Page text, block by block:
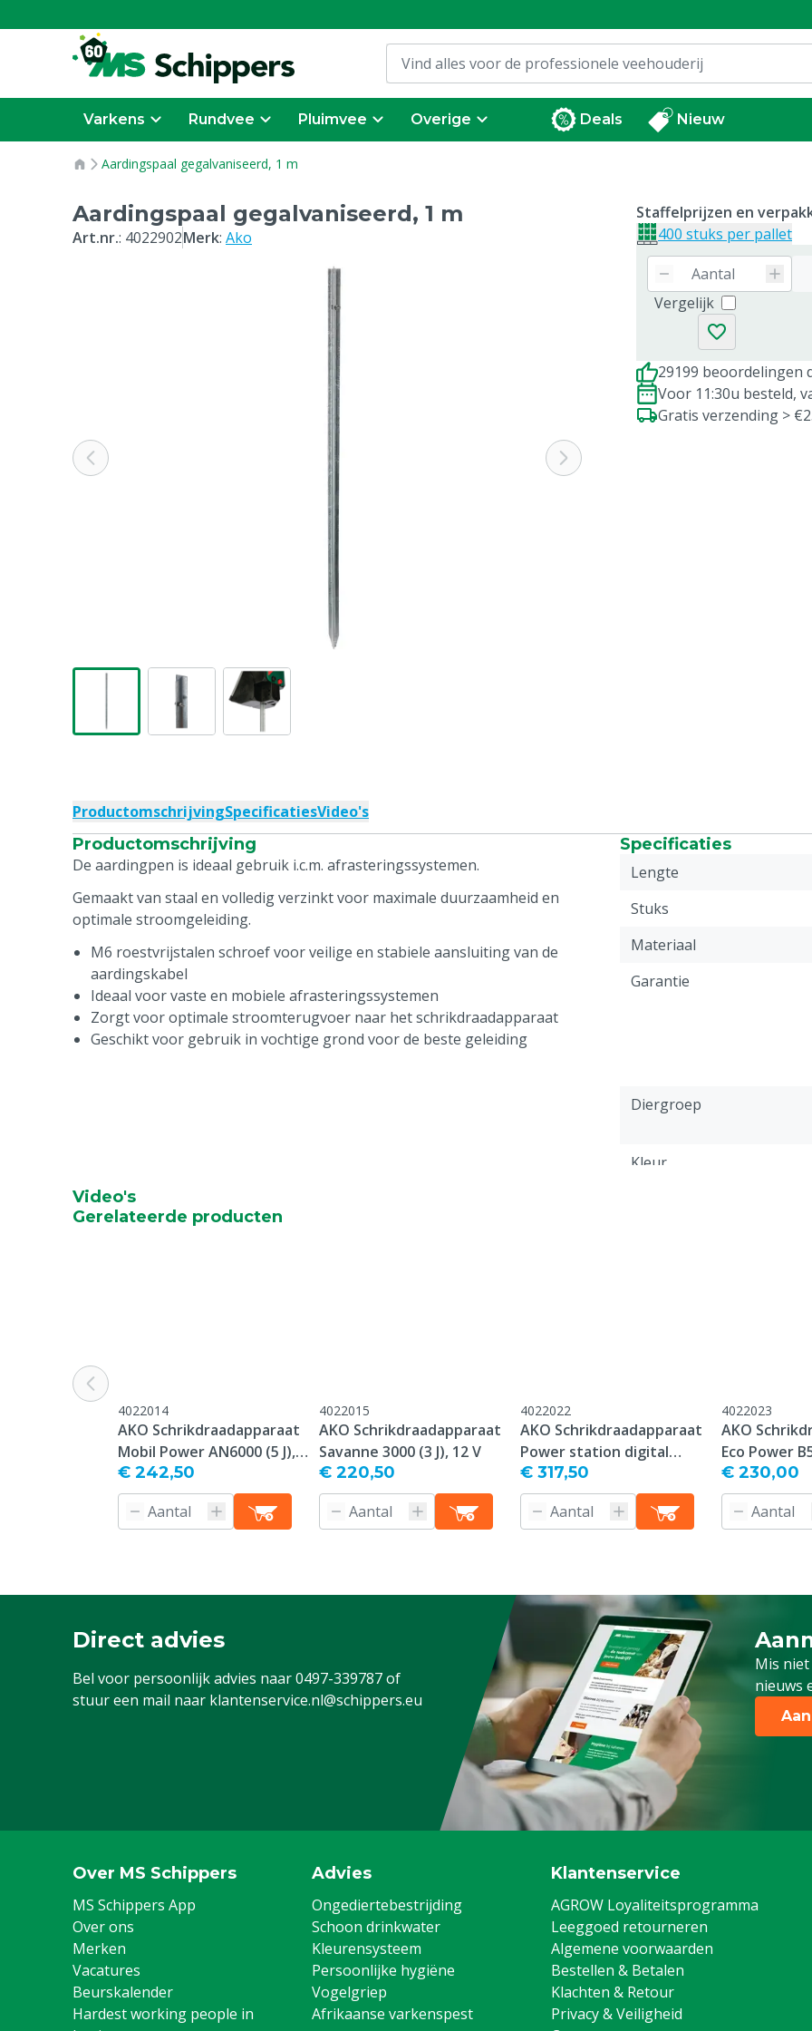
Varkens Rundvee Pluimvee Overige Deals Nieuw
Aardingspaal gegalvaniseerd, 1 m
Aardingspaal gegalvaniseerd, 1 m
Art.nr.: 4022902Merk: Ako
Vergelijk
Staffelprijzen en
400 stuks per pallet
29199 beoordelingen
Voor 11:30u besteld,
Gratis verzending >
ProductomschrijvingSpecificatiesVideo's
Productomschrijving
De aardingpen is ideaal gebruik i.c.m. afrasteringssystemen.
Gemaakt van staal en volledig verzinkt voor maximale duurzaamheid en
optimale stroomgeleiding.
M6 roestvrijstalen schroef voor veilige en stabiele aansluiting van de
aardingskabel
Ideaal voor vaste en mobiele afrasteringssystemen
Zorgt voor optimale stroomterugvoer naar het schrikdraadapparaat
Geschikt voor gebruik in vochtige grond voor de beste geleiding
Specificaties
Lengte
Stuks
Materiaal
Garantie
Diergroep
Kleur
Video's
Gerelateerde producten
4022014
AKO Schrikdraadapparaat
Mobil Power AN6000 (5 J),
12 V
€ 242,50
4022015
AKO Schrikdraadapparaat
Savanne 3000 (3 J), 12 V
€ 220,50
4022022
AKO Schrikdraadapparaat
Power station digital
BD400 (0,4 J), 9 V
€ 317,50
4022023
AKO
Eco Power
€ 230,00
Direct advies
Bel voor persoonlijk advies naar0497-339787of
stuur een mail naar klantenservice.nl@schippers.eu
Mis
nieuws
Schrijf
Over MS Schippers
MS Schippers App
Over ons
Merken
Vacatures
Beurskalender
Hardest working people in
Advies
Ongediertebestrijding
Schoon drinkwater
Kleurensysteem
Persoonlijke hygiëne
Vogelgriep
Afrikaanse varkenspest
Klantenservice
AGROW Loyaliteitsprogramma
Leeggoed retourneren
Algemene voorwaarden
Bestellen & Betalen
Klachten & Retour
Privacy & Veiligheid